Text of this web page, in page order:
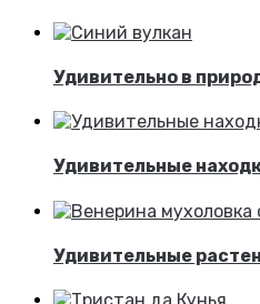
Удивительно в
Удивительные
Удивительные